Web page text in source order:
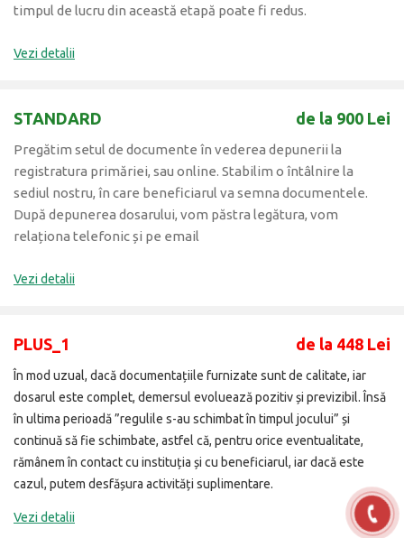
timpul de lucru din această etapă poate fi redus.
Vezi detalii
STANDARD de la 900 Lei
Pregătim setul de documente în vederea depunerii la
registratura primăriei, sau online. Stabilim o întâlnire la
sediul nostru, în care beneficiarul va semna documentele.
După depunerea dosarului, vom păstra legătura, vom
relaționa telefonic și pe email
Vezi detalii
PLUS_1 de la 448 Lei
În mod uzual, dacă documentațiile furnizate sunt de calitate, iar
dosarul este complet, demersul evoluează pozitiv și previzibil. Însă
în ultima perioadă ”regulile s-au schimbat în timpul jocului” și
continuă să fie schimbate, astfel că, pentru orice eventualitate,
rămânem în contact cu instituția și cu beneficiarul, iar dacă este
cazul, putem desfășura activități suplimentare.
Vezi detalii